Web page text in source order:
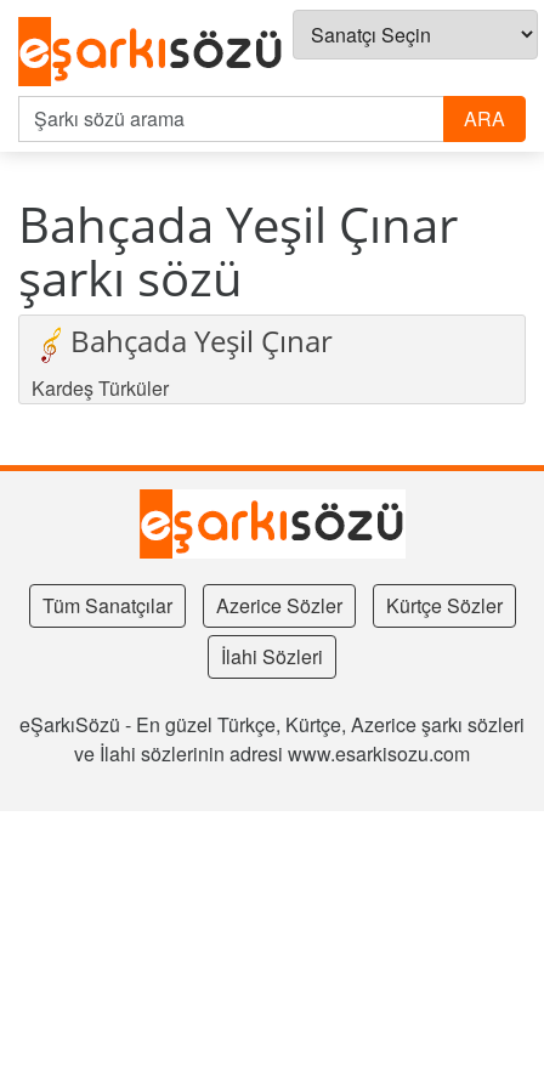
Bahçada Yeşil Çınar
şarkı sözü
Bahçada Yeşil Çınar
Kardeş Türküler
Tüm Sanatçılar Azerice Sözler
Kürtçe Sözler
İlahi Sözleri
eŞarkıSözü - En güzel Türkçe, Kürtçe, Azerice şarkı sözleri
ve İlahi sözlerinin adresi www.esarkisozu.com